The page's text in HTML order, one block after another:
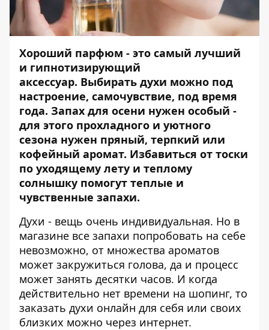
Хороший парфюм - это самый лучший
и гипнотизирующий
аксессуар. Выбирать духи можно под
настроение, самочувствие, под время
года. Запах для осени нужен особый -
для этого прохладного и уютного
сезона нужен пряный, терпкий или
кофейный аромат. Избавиться от тоски
по уходящему лету и теплому
солнышку помогут теплые и
чувственные запахи.
Духи - вещь очень индивидуальная. Но в
магазине все запахи попробовать на себе
невозможно, от множества ароматов
может закружиться голова, да и процесс
может занять десятки часов. И когда
действительно нет времени на шопинг, то
заказать духи онлайн для себя или своих
близких можно через интернет.